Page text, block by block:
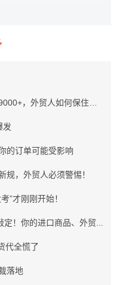
每40尺箱2089美元，与
基更是报出了每40尺箱
基的带头降价，其他船
线运价的竞争。
美线运费狂飙！美东破万、美西冲9000+，外贸人如何保住利...
发
的订单可能受影响
规，外贸人必须警惕！
”才刚刚开始！
定！你的进口商品、外贸...
代全慌了
落地